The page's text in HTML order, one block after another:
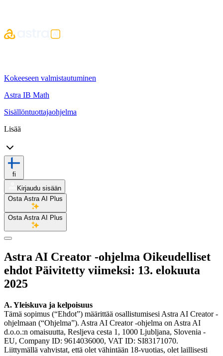
Kokeeseen valmistautuminen
Astra IB Math
Sisällöntuottajaohjelma
Lisää
fi
Kirjaudu sisään
Osta Astra AI Plus
Osta Astra AI Plus
Astra AI Creator -ohjelma Oikeudelliset
ehdot Päivitetty viimeksi: 13. elokuuta
2025
A. Yleiskuva ja kelpoisuus
Tämä sopimus (“Ehdot”) määrittää osallistumisesi Astra AI Creator -
ohjelmaan (“Ohjelma”). Astra AI Creator -ohjelma on Astra AI
d.o.o.:n omaisuutta, Resljeva cesta 1, 1000 Ljubljana, Slovenia -
EU, Company ID: 9614036000, VAT ID: SI83171070.
Liittymällä vahvistat, että olet vähintään 18-vuotias, olet laillisesti